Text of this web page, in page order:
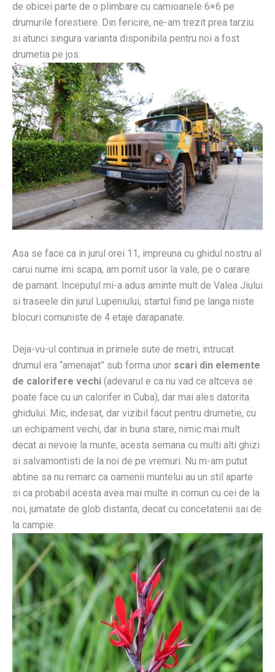
de obicei parte de o plimbare cu camioanele 6×6 pe
drumurile forestiere. Din fericire, ne-am trezit prea tarziu
si atunci singura varianta disponibila pentru noi a fost
drumetia pe jos.
Asa se face ca in jurul orei 11, impreuna cu ghidul nostru al
carui nume imi scapa, am pornit usor la vale, pe o carare
de pamant. Inceputul mi-a adus aminte mult de Valea Jiului
si traseele din jurul Lupeniului, startul fiind pe langa niste
blocuri comuniste de 4 etaje darapanate.
Deja-vu-ul continua in primele sute de metri, intrucat
drumul era “amenajat” sub forma unor scari din elemente
de calorifere vechi (adevarul e ca nu vad ce altceva se
poate face cu un calorifer in Cuba), dar mai ales datorita
ghidului. Mic, indesat, dar vizibil facut pentru drumetie, cu
un echipament vechi, dar in buna stare, nimic mai mult
decat ai nevoie la munte, acesta semana cu multi alti ghizi
si salvamontisti de la noi de pe vremuri. Nu m-am putut
abtine sa nu remarc ca oamenii muntelui au un stil aparte
si ca probabil acesta avea mai multe in comun cu cei de la
noi, jumatate de glob distanta, decat cu concetatenii sai de
la campie.